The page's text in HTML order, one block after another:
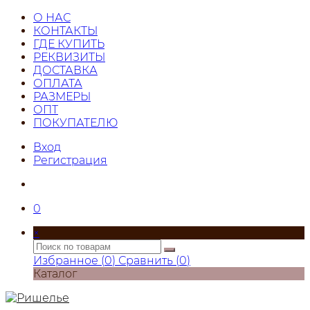
О НАС
КОНТАКТЫ
ГДЕ КУПИТЬ
РЕКВИЗИТЫ
ДОСТАВКА
ОПЛАТА
РАЗМЕРЫ
ОПТ
ПОКУПАТЕЛЮ
Вход
Регистрация
0
×
Избранное (0) Сравнить (0)
Каталог